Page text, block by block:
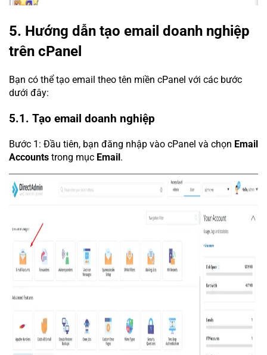
5. Hướng dẫn tạo email doanh nghiệp
trên cPanel
Bạn có thể tạo email theo tên miền cPanel với các bước
dưới đây:
5.1. Tạo email doanh nghiệp
Bước 1: Đầu tiên, bạn đăng nhập vào cPanel và chọn Email
Accounts trong mục Email.